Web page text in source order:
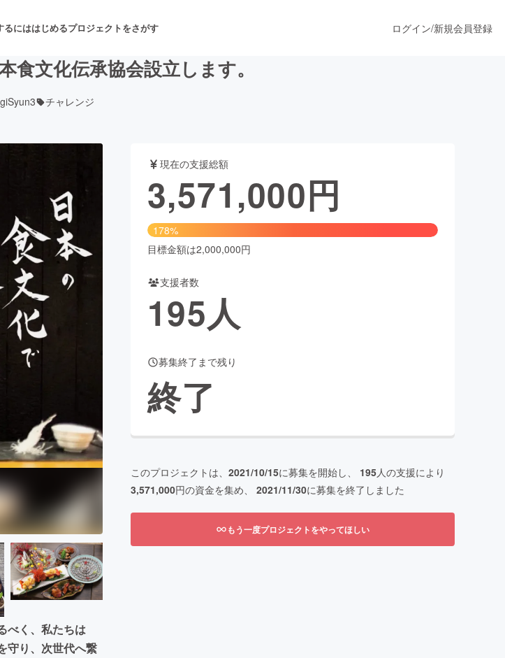
るにははじめるプロジェクトをさがす
舞台・パフォーマンス
ファッション
アニメ・漫画
ビューティー・ヘルスケア
Good
ログイン/新規会員登録
文化伝承協会設立します。
チャレンジ
べく、私たちは
守り、次世代へ繋
現在の支援総額
3,571,000円
178%
目標金額は2,000,000円
支援者数
195人
募集終了まで残り
終了
このプロジェクトは、 2021/10/15に募集を開始し、 195人の支援により
3,571,000円の資金を集め、 2021/11/30に募集を終了しました
もう一度プロジェクトをやってほしい